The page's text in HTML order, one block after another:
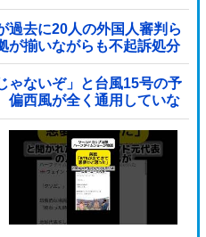
過去に20人の外国人審判ら
が揃いながらも不起訴処分
」
ゃないぞ」と台風15号の予
偏西風が全く通用していな